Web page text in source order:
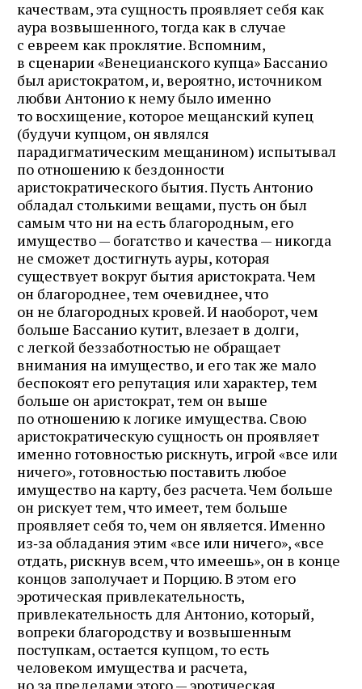
качествам, эта сущность проявляет себя как
аура возвышенного, тогда как в случае
с евреем как проклятие. Вспомним,
в сценарии «Венецианского купца» Бассанио
был аристократом, и, вероятно, источником
любви Антонио к нему было именно
то восхищение, которое мещанский купец
(будучи купцом, он являлся
парадигматическим мещанином) испытывал
по отношению к бездонности
аристократического бытия. Пусть Антонио
обладал столькими вещами, пусть он был
самым что ни на есть благородным, его
имущество — богатство и качества — никогда
не сможет достигнуть ауры, которая
существует вокруг бытия аристократа. Чем
он благороднее, тем очевиднее, что
он не благородных кровей. И наоборот, чем
больше Бассанио кутит, влезает в долги,
с легкой беззаботностью не обращает
внимания на имущество, и его так же мало
беспокоят его репутация или характер, тем
больше он аристократ, тем он выше
по отношению к логике имущества. Свою
аристократическую сущность он проявляет
именно готовностью рискнуть, игрой «все или
ничего», готовностью поставить любое
имущество на карту, без расчета. Чем больше
он рискует тем, что имеет, тем больше
проявляет себя то, чем он является. Именно
из‑за обладания этим «все или ничего», «все
отдать, рискнув всем, что имеешь», он в конце
концов заполучает и Порцию. В этом его
эротическая привлекательность,
привлекательность для Антонио, который,
вопреки благородству и возвышенным
поступкам, остается купцом, то есть
человеком имущества и расчета,